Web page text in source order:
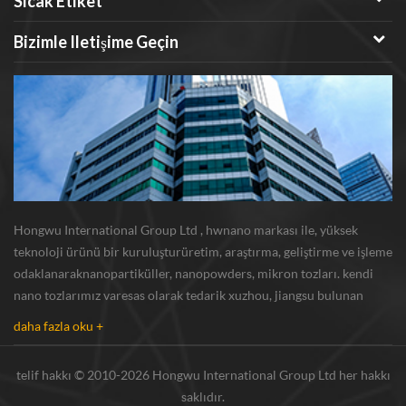
Bizimle Iletişime Geçin
Hongwu International Group Ltd , hwnano markası ile, yüksek
teknoloji ürünü bir kuruluşturüretim, araştırma, geliştirme ve işleme
odaklanaraknanopartiküller, nanopowders, mikron tozları. kendi
nano tozlarımız varesas olarak tedarik xuzhou, jiangsu bulunan
daha fazla oku +
telif hakkı © 2010-2026 Hongwu International Group Ltd her hakkı
saklıdır.